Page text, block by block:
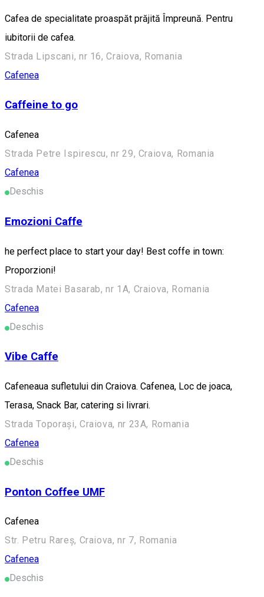
Cafea de specialitate proaspăt prăjită Împreună. Pentru
iubitorii de cafea.
Strada Lipscani, nr 16, Craiova, Romania
Cafenea
Caffeine to go
Cafenea
Strada Petre Ispirescu, nr 29, Craiova, Romania
Cafenea
Deschis
Emozioni Caffe
he perfect place to start your day! Best coffe in town:
Proporzioni!
Strada Matei Basarab, nr 1A, Craiova, Romania
Cafenea
Deschis
Vibe Caffe
Cafeneaua sufletului din Craiova. Cafenea, Loc de joaca,
Terasa, Snack Bar, catering si livrari.
Strada Toporași, Craiova, nr 23A, Romania
Cafenea
Deschis
Ponton Coffee UMF
Cafenea
Str. Petru Rareș, Craiova, nr 7, Romania
Cafenea
Deschis